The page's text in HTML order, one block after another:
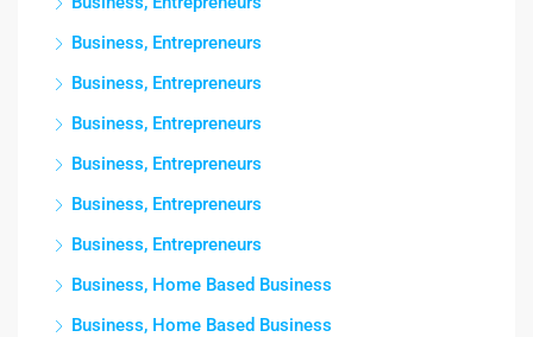
Business, Entrepreneurs
Business, Entrepreneurs
Business, Entrepreneurs
Business, Entrepreneurs
Business, Entrepreneurs
Business, Entrepreneurs
Business, Home Based Business
Business, Home Based Business